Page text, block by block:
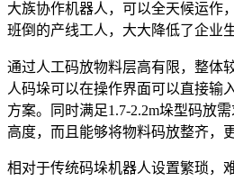
大族协作机器人，可以全天候运作
班倒的产线工人，大大降低了企业
通过人工码放物料层高有限，整体
人码垛可以在操作界面可以直接输
方案。同时满足1.7-2.2m垛型码放
高度，而且能够将物料码放整齐，
相对于传统码垛机器人设置繁琐，